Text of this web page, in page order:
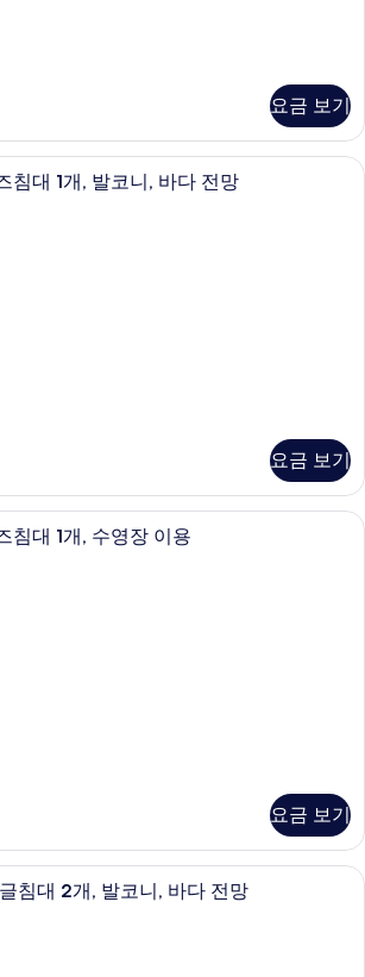
요금 보기
슈피리어룸, 킹사이즈침대 1개, 발코
침대 1개, 발코니, 바다 전망
요금 보기
슈피리어룸, 킹사이즈침대 1개, 수영
침대 1개, 수영장 이용
요금 보기
슈피리어 트윈룸, 싱글침대 2개, 발코
침대 2개, 발코니, 바다 전망